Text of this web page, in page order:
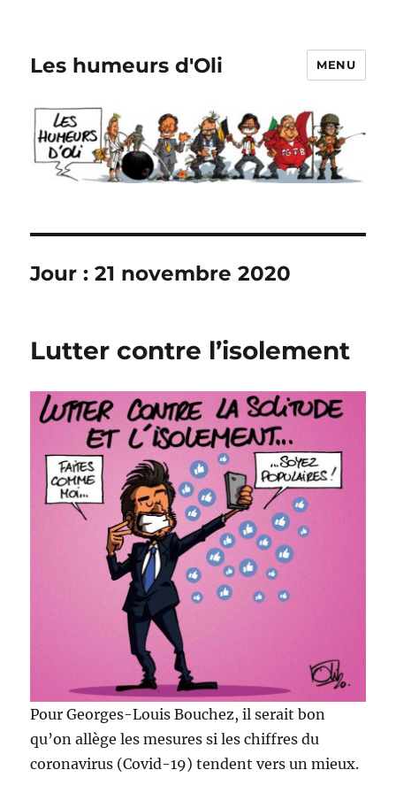
Les humeurs d'Oli MENU
Jour :21 novembre 2020
Lutter contre l’isolement
Pour Georges-Louis Bouchez, il serait bon
qu’on allège les mesures si les chiffres du
coronavirus (Covid-19) tendent vers un mieux.